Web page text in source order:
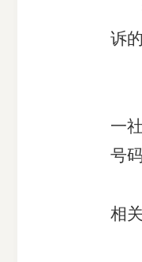
诉
（
一
号
（
相